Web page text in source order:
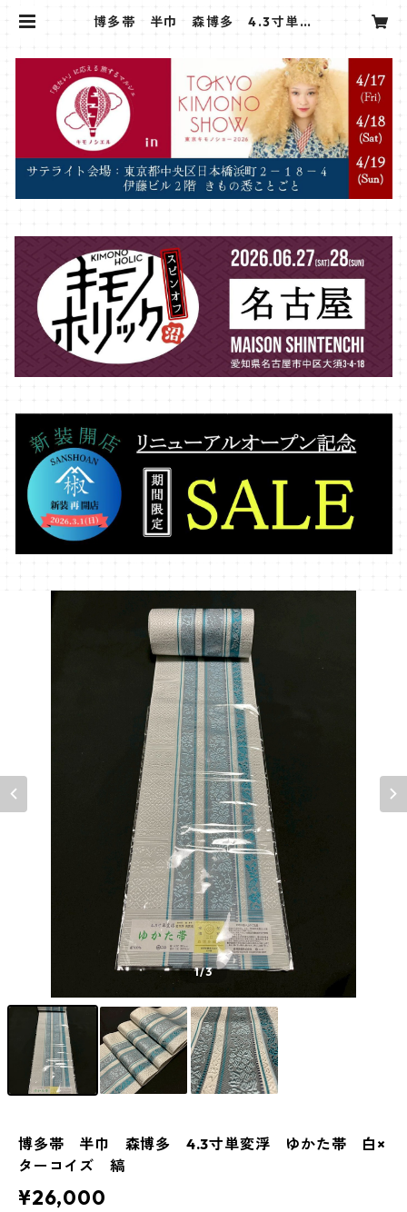
博多帯 半巾 森博多 4.3寸単変
1/3
博多帯 半巾 森博多 4.3寸単変浮 ゆかた帯 白×
ターコイズ 縞
¥26,000